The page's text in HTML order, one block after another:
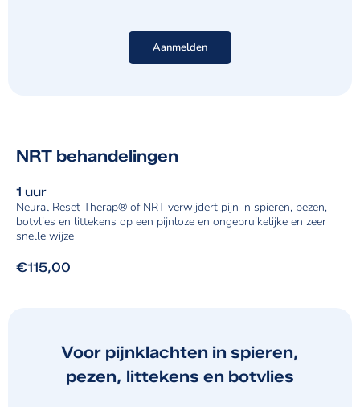
Aanmelden
NRT behandelingen
1 uur
Neural Reset Therap® of NRT verwijdert pijn in spieren, pezen,
botvlies en littekens op een pijnloze en ongebruikelijke en zeer
snelle wijze
€115,00
Voor pijnklachten in spieren,
pezen, littekens en botvlies